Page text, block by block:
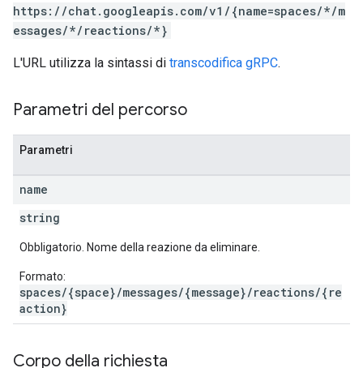
https://chat.googleapis.com/v1/{name=spaces/*/m
essages/*/reactions/*}
L'URL utilizza la sintassi di transcodifica gRPC.
Parametri del percorso
Parametri
name
string
Obbligatorio. Nome della reazione da eliminare.
Formato:
spaces/{space}/messages/{message}/reactions/{re
action}
Corpo della richiesta